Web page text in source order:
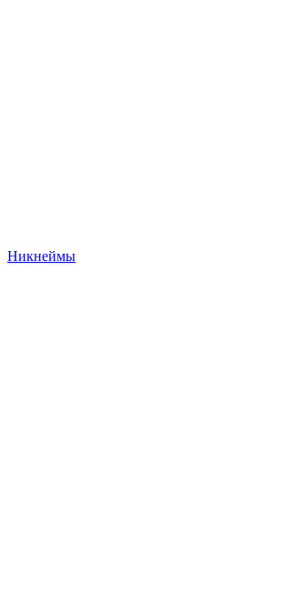
Никнеймы